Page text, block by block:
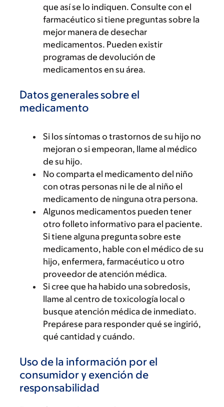
que así se lo indiquen. Consulte con el
farmacéutico si tiene preguntas sobre la
mejor manera de desechar
medicamentos. Pueden existir
programas de devolución de
medicamentos en su área.
Datos generales sobre el
medicamento
Si los síntomas o trastornos de su hijo no
mejoran o si empeoran, llame al médico
de su hijo.
No comparta el medicamento del niño
con otras personas ni le de al niño el
medicamento de ninguna otra persona.
Algunos medicamentos pueden tener
otro folleto informativo para el paciente.
Si tiene alguna pregunta sobre este
medicamento, hable con el médico de su
hijo, enfermera, farmacéutico u otro
proveedor de atención médica.
Si cree que ha habido una sobredosis,
llame al centro de toxicología local o
busque atención médica de inmediato.
Prepárese para responder qué se ingirió,
qué cantidad y cuándo.
Uso de la información por el
consumidor y exención de
responsabilidad